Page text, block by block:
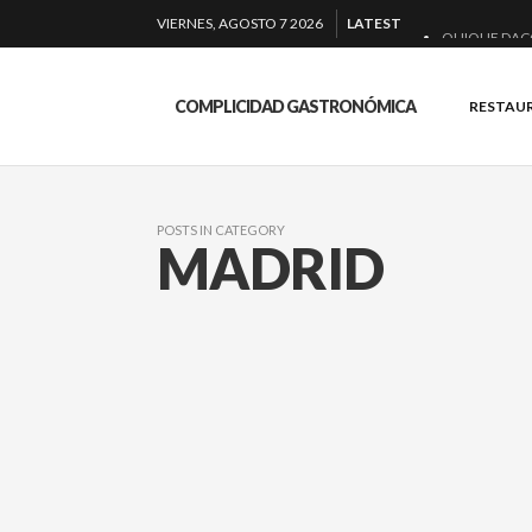
VIERNES, AGOSTO 7 2026
LATEST
QUIQUE
BAKKO:
COMPLICIDAD GASTRONÓMICA
POSTS IN CATEGORY
MADRID